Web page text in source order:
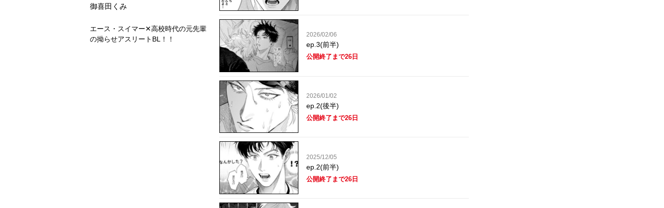
御喜田くみ
エース・スイマー✕高校時代の元先輩
の拗らせアスリートBL！！
2026/02/06
ep.3(前半)
公開終了まで26日
2026/01/02
ep.2(後半)
公開終了まで26日
2025/12/05
ep.2(前半)
公開終了まで26日